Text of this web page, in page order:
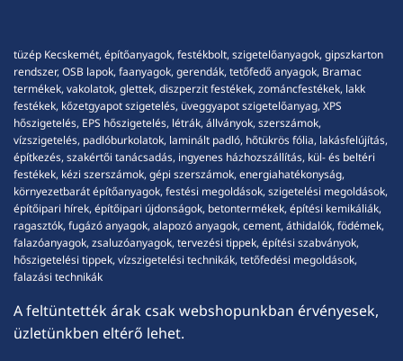
tüzép Kecskemét, építőanyagok, festékbolt, szigetelőanyagok, gipszkarton
rendszer, OSB lapok, faanyagok, gerendák, tetőfedő anyagok, Bramac
termékek, vakolatok, glettek, diszperzit festékek, zománcfestékek, lakk
festékek, kőzetgyapot szigetelés, üveggyapot szigetelőanyag, XPS
hőszigetelés, EPS hőszigetelés, létrák, állványok, szerszámok,
vízszigetelés, padlóburkolatok, laminált padló, hőtükrös fólia, lakásfelújítás,
építkezés, szakértői tanácsadás, ingyenes házhozszállítás, kül- és beltéri
festékek, kézi szerszámok, gépi szerszámok, energiahatékonyság,
környezetbarát építőanyagok, festési megoldások, szigetelési megoldások,
építőipari hírek, építőipari újdonságok, betontermékek, építési kemikáliák,
ragasztók, fugázó anyagok, alapozó anyagok, cement, áthidalók, födémek,
falazóanyagok, zsaluzóanyagok, tervezési tippek, építési szabványok,
hőszigetelési tippek, vízszigetelési technikák, tetőfedési megoldások,
falazási technikák
A feltüntették árak csak webshopunkban érvényesek,
üzletünkben eltérő lehet.